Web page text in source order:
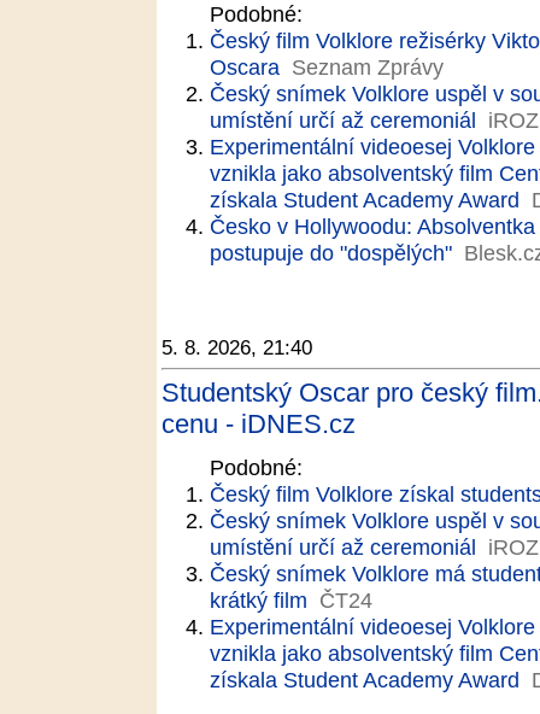
Podobné:
Český film Volklore režisérky
Oscara Seznam Zprávy
Český snímek Volklore uspěl v
umístění určí až ceremoniál
Experimentální videoesej
vznikla jako absolventský film
získala Student Academy Award
Česko v Hollywoodu:
postupuje do "dospělých"
5. 8. 2026, 21:40
Studentský Oscar pro český
cenu - iDNES.cz
Podobné:
Český film Volklore získal
Český snímek Volklore uspěl v
umístění určí až ceremoniál
Český snímek Volklore má
krátký film ČT24
Experimentální videoesej
vznikla jako absolventský film
získala Student Academy Award